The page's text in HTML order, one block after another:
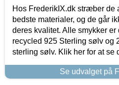
Hos FrederikIX.dk stræber de
bedste materialer, og de går
deres kvalitet. Alle smykker er
recycled 925 Sterling sølv og
sterling sølv. Klik her for at se
Se udvalget på